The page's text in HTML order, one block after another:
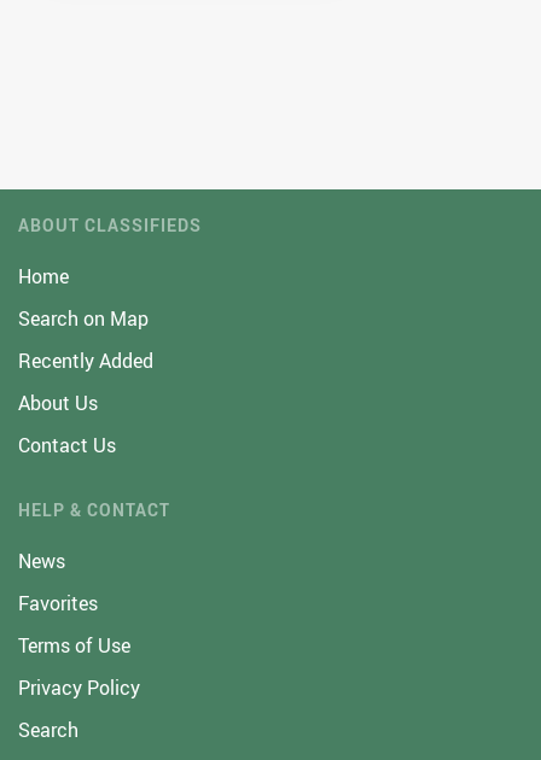
ABOUT CLASSIFIEDS
Home
Search on Map
Recently Added
About Us
Contact Us
HELP & CONTACT
News
Favorites
Terms of Use
Privacy Policy
Search